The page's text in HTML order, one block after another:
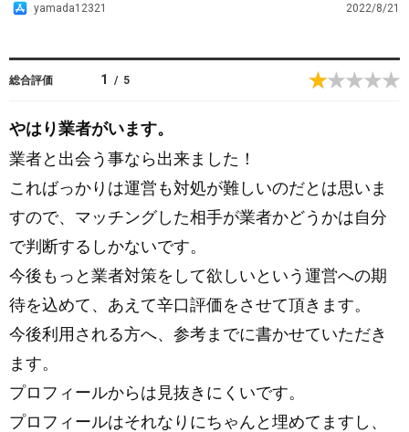
A
S
r
e
yamada12321 2022/8/21
総合評価 1 / 5
やはり業者がいます。
業者と出会う事なら出来ました！
こればっかりは運営も対処が難しいのだとは思いま
すので、マッチングした相手が業者かどうかは自分
で判断するしかないです。
今後もっと業者対策をして欲しいという運営への期
待を込めて、あえて辛口評価をさせて頂きます。
今後利用される方へ、参考までに書かせていただき
ます。
プロフィールからは見抜きにくいです。
プロフィールはそれなりにちゃんと埋めてますし、